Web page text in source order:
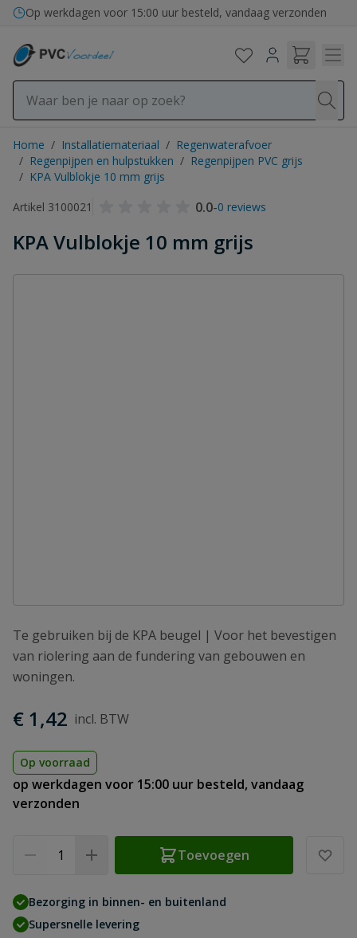
Ga naar de inhoud
Op werkdagen voor 15:00 uur besteld, vandaag verzonden
Home / Installatiemateriaal / Regenwaterafvoer
/ Regenpijpen en hulpstukken / Regenpijpen PVC grijs
/ KPA Vulblokje 10 mm grijs
Artikel 3100021
0.0-0 reviews
KPA Vulblokje 10 mm grijs
Te gebruiken bij de KPA beugel | Voor het bevestigen
van riolering aan de fundering van gebouwen en
woningen.
€ 1,42
Op voorraad
op werkdagen voor 15:00 uur besteld, vandaag
verzonden
Toevoegen
Bezorging in binnen- en buitenland
Supersnelle levering